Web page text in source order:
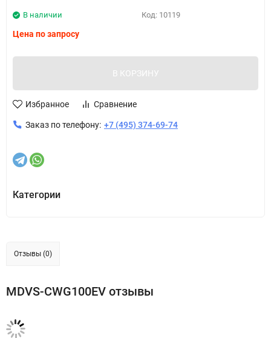
Код: 10119
В наличии
Цена по запросу
В КОРЗИНУ
Избранное Сравнение
Заказ по телефону: +7 (495) 374-69-74
Категории
Отзывы (0)
MDVS-CWG100EV отзывы